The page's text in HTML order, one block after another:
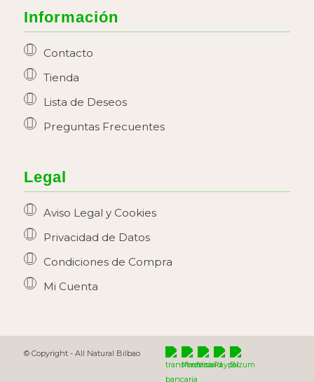
Información
Contacto
Tienda
Lista de Deseos
Preguntas Frecuentes
Legal
Aviso Legal y Cookies
Privacidad de Datos
Condiciones de Compra
Mi Cuenta
© Copyright - All Natural Bilbao